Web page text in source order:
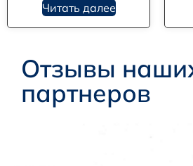
Читать далее
Отзывы
партнеров